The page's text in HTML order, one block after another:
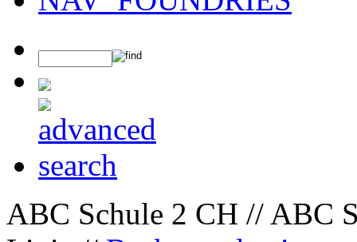
ABC Schule 2 CH // ABC